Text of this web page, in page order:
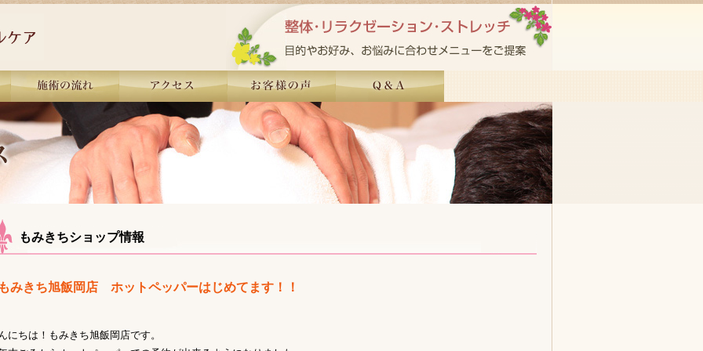
もみきちショップ情報
みきち旭飯岡店 ホットペッパーはじめてます！！
にちは！もみきち旭飯岡店です。